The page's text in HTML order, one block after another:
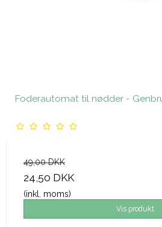
Foderautomat til nødder -
49,00 DKK
24,50 DKK
(inkl. moms)
Vis produkt